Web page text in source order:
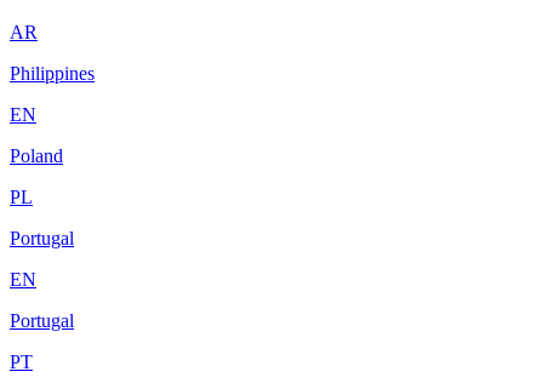
AR
Philippines
EN
Poland
PL
Portugal
EN
Portugal
PT